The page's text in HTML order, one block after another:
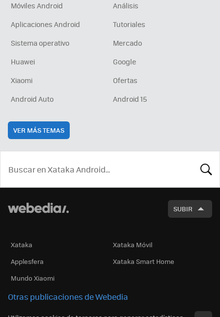
Móviles Android
Análisis
Aplicaciones Android
Tutoriales
Sistema operativo
Mercado
Huawei
Google
Xiaomi
Ofertas
Android Auto
Android 15
VER MÁS TEMAS
SUBIR
Xataka
Xataka Móvil
Applesfera
Xataka Smart Home
Mundo Xiaomi
Otras publicaciones de Webedia